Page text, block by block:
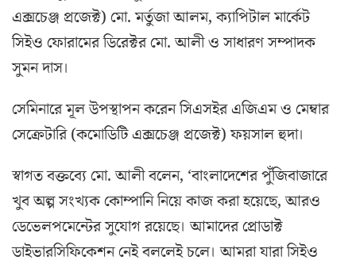
এক্সচেঞ্জ প্রজেক্ট) মো. মর্তুজা আলম, ক্যাপিটাল মার্কেট
সিইও ফোরামের ডিরেক্টর মো. আলী ও সাধারণ সম্পাদক
সুমন দাস।
সেমিনারে মূল উপস্থাপন করেন সিএসইর এজিএম ও মেম্বার
সেক্রেটারি (কমোডিটি এক্সচেঞ্জ প্রজেক্ট) ফয়সাল হুদা।
স্বাগত বক্তব্যে মো. আলী বলেন, ‘বাংলাদেশের পুঁজিবাজারে
খুব অল্প সংখ্যক কোম্পানি নিয়ে কাজ করা হয়েছে, আরও
ডেভেলপমেন্টের সুযোগ রয়েছে। আমাদের প্রোডাক্ট
ডাইভারসিফিকেশন নেই বললেই চলে। আমরা যারা সিইও